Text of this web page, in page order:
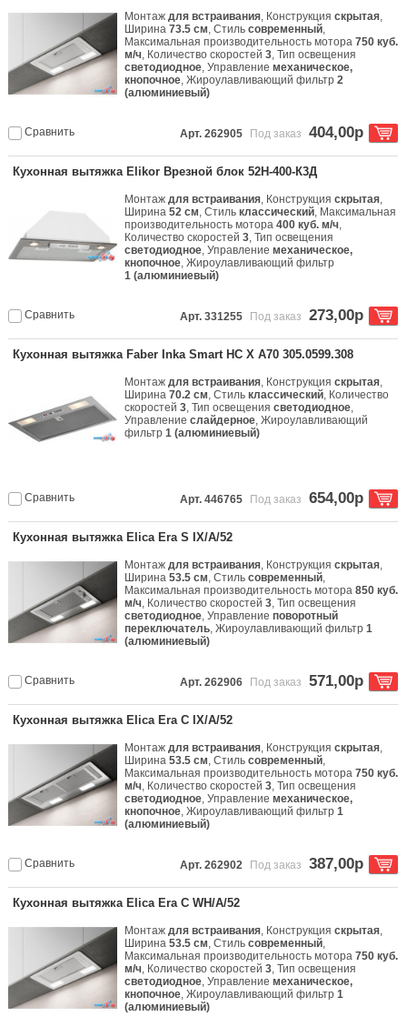
Монтаждля встраивания, Конструкцияскрытая,
Ширина73.5 см, Стильсовременный,
Максимальная производительность мотора750 куб.
м/ч, Количество скоростей3, Тип освещения
светодиодное, Управлениемеханическое,
кнопочное, Жироулавливающий фильтр2
(алюминиевый)
Сравнить Арт. 262905 Под заказ 404,00р
Кухонная вытяжка Elikor Врезной блок 52Н-400-К3Д
Монтаждля встраивания, Конструкцияскрытая,
Ширина52 см, Стильклассический, Максимальная
производительность мотора400 куб. м/ч,
Количество скоростей3, Тип освещения
светодиодное, Управлениемеханическое,
кнопочное, Жироулавливающий фильтр
1 (алюминиевый)
Сравнить Арт. 331255 Под заказ 273,00р
Кухонная вытяжка Faber Inka Smart HC X A70 305.0599.308
Монтаждля встраивания, Конструкцияскрытая,
Ширина70.2 см, Стильклассический, Количество
скоростей3, Тип освещениясветодиодное,
Управлениеслайдерное, Жироулавливающий
фильтр1 (алюминиевый)
Сравнить Арт. 446765 Под заказ 654,00р
Кухонная вытяжка Elica Era S IX/A/52
Монтаждля встраивания, Конструкцияскрытая,
Ширина53.5 см, Стильсовременный,
Максимальная производительность мотора850 куб.
м/ч, Количество скоростей3, Тип освещения
светодиодное, Управлениеповоротный
переключатель, Жироулавливающий фильтр1
(алюминиевый)
Сравнить Арт. 262906 Под заказ 571,00р
Кухонная вытяжка Elica Era C IX/A/52
Монтаждля встраивания, Конструкцияскрытая,
Ширина53.5 см, Стильсовременный,
Максимальная производительность мотора750 куб.
м/ч, Количество скоростей3, Тип освещения
светодиодное, Управлениемеханическое,
кнопочное, Жироулавливающий фильтр1
(алюминиевый)
Сравнить Арт. 262902 Под заказ 387,00р
Кухонная вытяжка Elica Era C WH/A/52
Монтаждля встраивания, Конструкцияскрытая,
Ширина53.5 см, Стильсовременный,
Максимальная производительность мотора750 куб.
м/ч, Количество скоростей3, Тип освещения
светодиодное, Управлениемеханическое,
кнопочное, Жироулавливающий фильтр1
(алюминиевый)